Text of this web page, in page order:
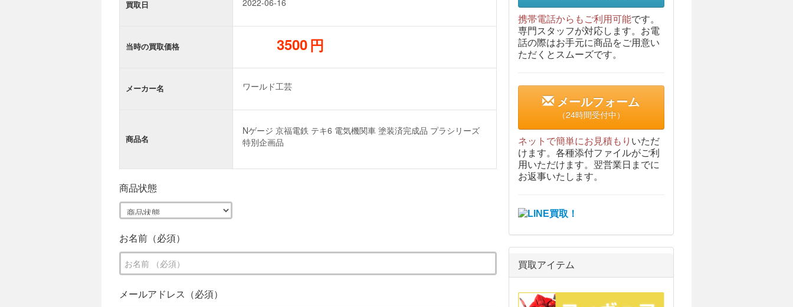
買取日
当時の買取価格 円
メーカー名
商品名
商品状態
お名前（必須）
メールアドレス（必須）
携帯電話からもご利用可能です。
専門スタッフが対応します。お電
話の際はお手元に商品をご用意い
ただくとスムーズです。
メールフォーム
（24時間受付中）
ネットで簡単にお見積もり いただ
けます。各種添付ファイルがご利
用いただけます。翌営業日までに
お返事いたします。
買取アイテム